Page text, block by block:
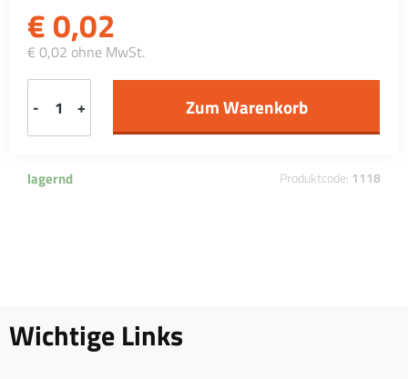
€0,02
€ 0,02 ohne MwSt.
- +
lagernd Produktcode: 1118
Wichtige Links